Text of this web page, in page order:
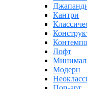
Кантри
Лофт
Модерн